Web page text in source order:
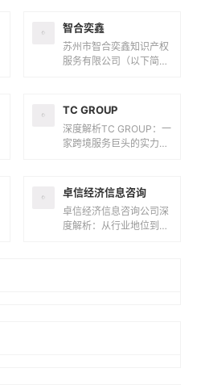
智合奕鑫
苏州市智合奕鑫知识产权
服务有限公司（以下简称
知识产权服务为核心的企
TC GROUP
深度解析TC GROUP：一
家跨境服务巨头的实力与
浪潮席卷商业领域的今
天...
卓信经济信息咨询
卓信经济信息咨询公司深
度解析：从行业地位到服